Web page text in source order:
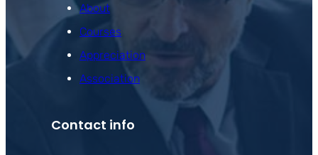
About
Courses
Appreciation
Association
Contact info